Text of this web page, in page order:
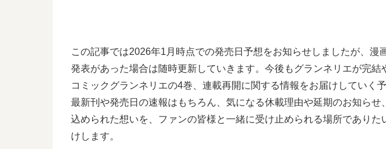
この記事では2026年1月時点での発売日予想をお知らせしましたが、
発表があった場合は随時更新していきます。今後もグランネリエが完
コミックグランネリエの4巻、連載再開に関する情報をお届けしてい
最新刊や発売日の速報はもちろん、気になる休載理由や延期のお知ら
込められた想いを、ファンの皆様と一緒に受け止められる場所であり
けします。